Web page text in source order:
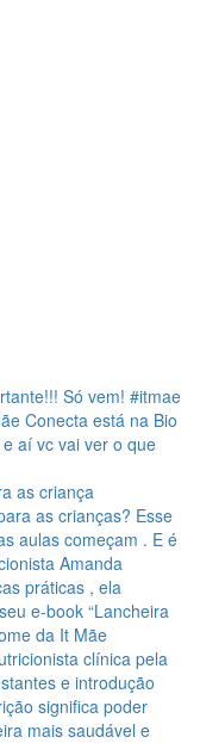
as criança